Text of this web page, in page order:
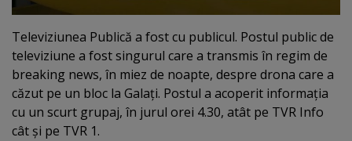
Televiziunea Publică a fost cu publicul. Postul public de
televiziune a fost singurul care a transmis în regim de
breaking news, în miez de noapte, despre drona care a
căzut pe un bloc la Galaţi. Postul a acoperit informaţia
cu un scurt grupaj, în jurul orei 4.30, atât pe TVR Info
cât şi pe TVR 1.